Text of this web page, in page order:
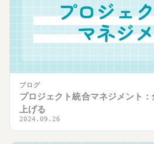
ブログ
プロジェクト統合マネジメント
上げる
2024.09.26